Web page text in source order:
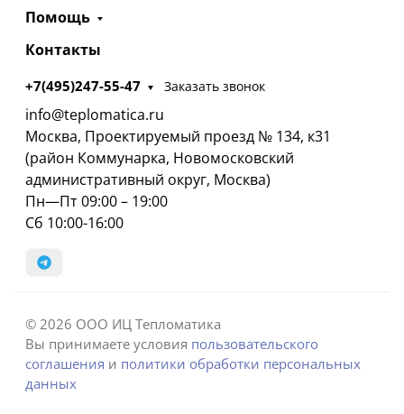
Помощь
Контакты
+7(495)247-55-47 Заказать звонок
info@teplomatica.ru
Москва, Проектируемый проезд № 134, к31
(район Коммунарка, Новомосковский
административный округ, Москва)
Пн—Пт 09:00 – 19:00
Сб 10:00-16:00
© 2026 ООО ИЦ Тепломатика
Вы принимаете условия пользовательского
соглашения и политики обработки персональных
данных